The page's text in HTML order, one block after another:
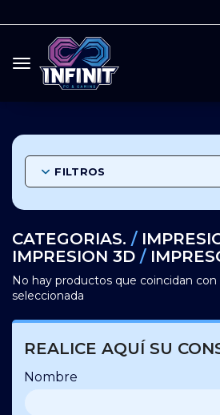
Toggle navigation
FILTROS
CATEGORIAS. /
IMPRESION 3D /
No hay productos que coincidan con
seleccionada
REALICE AQUÍ SU
Nombre